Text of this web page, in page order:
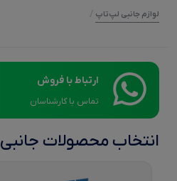
لوازم جانبی لپ‌تاپ /
ارتباط با فروش
تماس با کارشناسان
انتخاب محصولات جانبی